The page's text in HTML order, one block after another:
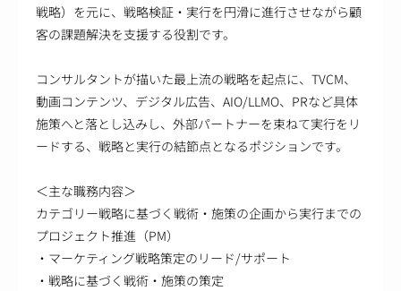
戦略）を元に、戦略検証・実行を円滑に進行させながら顧
客の課題解決を支援する役割です。
コンサルタントが描いた最上流の戦略を起点に、TVCM、
動画コンテンツ、デジタル広告、AIO/LLMO、PRなど具体
施策へと落とし込みし、外部パートナーを束ねて実行をリ
ードする、戦略と実行の結節点となるポジションです。
＜主な職務内容＞
カテゴリー戦略に基づく戦術・施策の企画から実行までの
プロジェクト推進（PM）
・マーケティング戦略策定のリード/サポート
・戦略に基づく戦術・施策の策定